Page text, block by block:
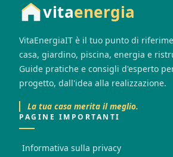
vitaenergia
VitaEnergiaIT è il tuo punto di
casa, giardino, piscina, energia e
Guide pratiche e consigli d'esperto
progetto, dall'idea alla realizzazione.
La tua casa merita il meglio.
PAGINE IMPORTANTI
Informativa sulla privacy